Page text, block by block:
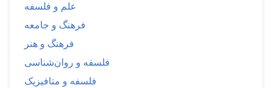
علم و فلسفه
فرهنگ و جامعه
فرهنگ و هنر
فلسفه و روان‌شناسی
فلسفه و متافیزیک